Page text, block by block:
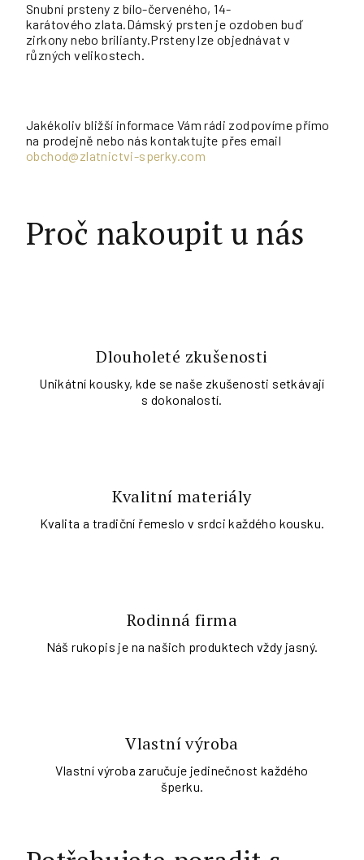
Snubní prsteny z bílo-červeného, 14-
karátového zlata.Dámský prsten je ozdoben buď
zirkony nebo brilianty.Prsteny lze objednávat v
různých velikostech.
Jakékoliv bližší informace Vám rádi zodpovíme přímo
na prodejně nebo nás kontaktujte přes email
obchod@zlatnictvi-sperky.com
Proč nakoupit u nás
Dlouholeté zkušenosti
Unikátní kousky, kde se naše zkušenosti setkávají
s dokonalostí.
Kvalitní materiály
Kvalita a tradiční řemeslo v srdci každého kousku.
Rodinná firma
Náš rukopis je na našich produktech vždy jasný.
Vlastní výroba
Vlastní výroba zaručuje jedinečnost každého
šperku.